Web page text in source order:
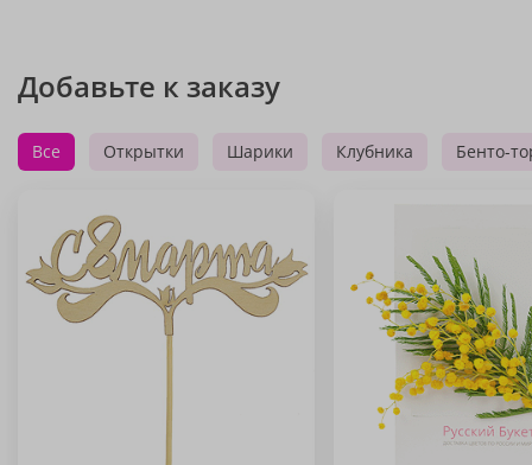
Добавьте к заказу
Все Открытки Шарики Клубника Бенто-